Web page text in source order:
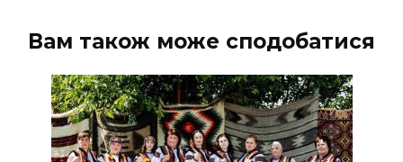
Вам також може сподобатися